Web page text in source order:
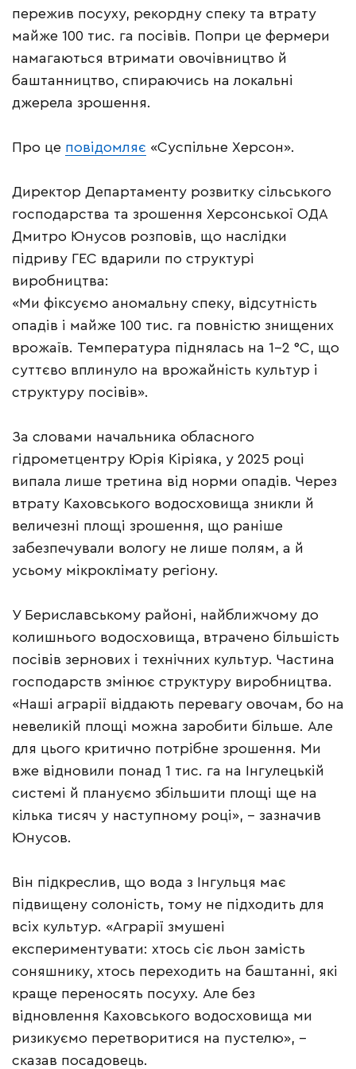
пережив посуху, рекордну спеку та втрату
майже 100 тис. га посівів. Попри це фермери
намагаються втримати овочівництво й
баштанництво, спираючись на локальні
джерела зрошення.
Про це повідомляє «Суспільне Херсон».
Директор Департаменту розвитку сільського
господарства та зрошення Херсонської ОДА
Дмитро Юнусов розповів, що наслідки
підриву ГЕС вдарили по структурі
виробництва:
«Ми фіксуємо аномальну спеку, відсутність
опадів і майже 100 тис. га повністю знищених
врожаїв. Температура піднялась на 1–2 °С, що
суттєво вплинуло на врожайність культур і
структуру посівів».
За словами начальника обласного
гідрометцентру Юрія Кіріяка, у 2025 році
випала лише третина від норми опадів. Через
втрату Каховського водосховища зникли й
величезні площі зрошення, що раніше
забезпечували вологу не лише полям, а й
усьому мікроклімату регіону.
У Бериславському районі, найближчому до
колишнього водосховища, втрачено більшість
посівів зернових і технічних культур. Частина
господарств змінює структуру виробництва.
«Наші аграрії віддають перевагу овочам, бо на
невеликій площі можна заробити більше. Але
для цього критично потрібне зрошення. Ми
вже відновили понад 1 тис. га на Інгулецькій
системі й плануємо збільшити площі ще на
кілька тисяч у наступному році», – зазначив
Юнусов.
Він підкреслив, що вода з Інгульця має
підвищену солоність, тому не підходить для
всіх культур. «Аграрії змушені
експериментувати: хтось сіє льон замість
соняшнику, хтось переходить на баштанні, які
краще переносять посуху. Але без
відновлення Каховського водосховища ми
ризикуємо перетворитися на пустелю», –
сказав посадовець.